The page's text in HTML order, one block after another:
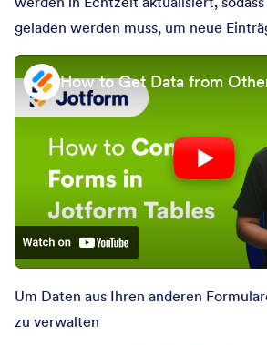
geladen werden muss, um neue
Um Daten aus Ihren anderen
zu verwalten